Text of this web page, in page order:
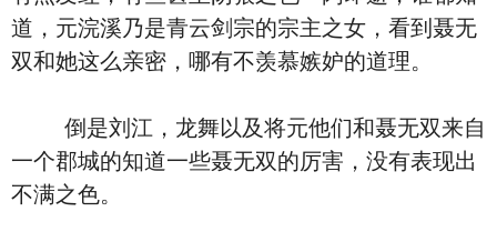
道，元浣溪乃是青云剑宗的宗主之女，看到聂无
双和她这么亲密，哪有不羡慕嫉妒的道理。
倒是刘江，龙舞以及将元他们和聂无双来自
一个郡城的知道一些聂无双的厉害，没有表现出
不满之色。